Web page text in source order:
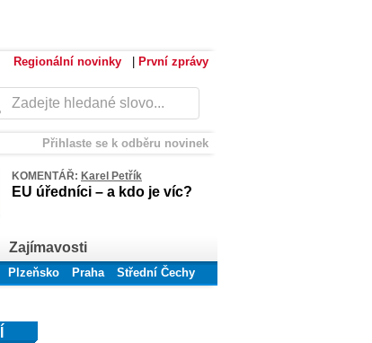
Regionální novinky První zprávy
Přihlaste se k odběru novinek
KOMENTÁŘ: Karel Petřík
EU úředníci – a kdo je víc?
Zajímavosti
Plzeňsko Praha
Střední Čechy